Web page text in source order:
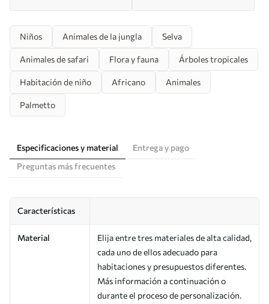
Niños Animales de la jungla Selva
Animales de safari Flora y fauna Árboles tropicales
Habitación de niño Africano Animales
Palmetto
Especificaciones y material
Entrega y pago
Preguntas más frecuentes
Características
Material
Elija entre tres materiales de alta calidad,
cada uno de ellos adecuado para
habitaciones y presupuestos diferentes.
Más información a continuación o
durante el proceso de personalización.